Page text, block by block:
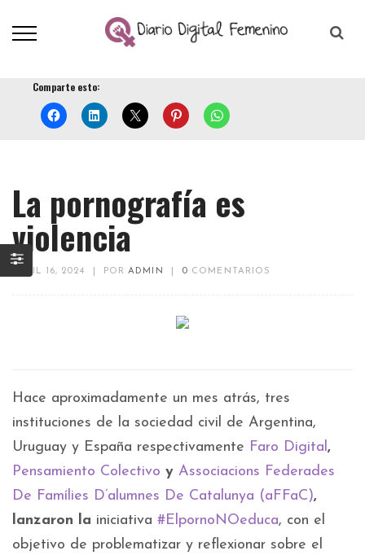
Comparte esto:
La pornografía es
violencia
ABRIL 16, 2024 PORADMIN 0 COMENTARIOS
Hace aproximadamente un mes atrás, tres
instituciones de la sociedad civil de Argentina,
Uruguay y España respectivamente Faro Digital,
Pensamiento Colectivo y Associacions Federades
De Famílies D’alumnes De Catalunya (aFFaC),
lanzaron la iniciativa #ElpornoNOeduca, con el
objetivo de problematizar y reflexionar sobre el